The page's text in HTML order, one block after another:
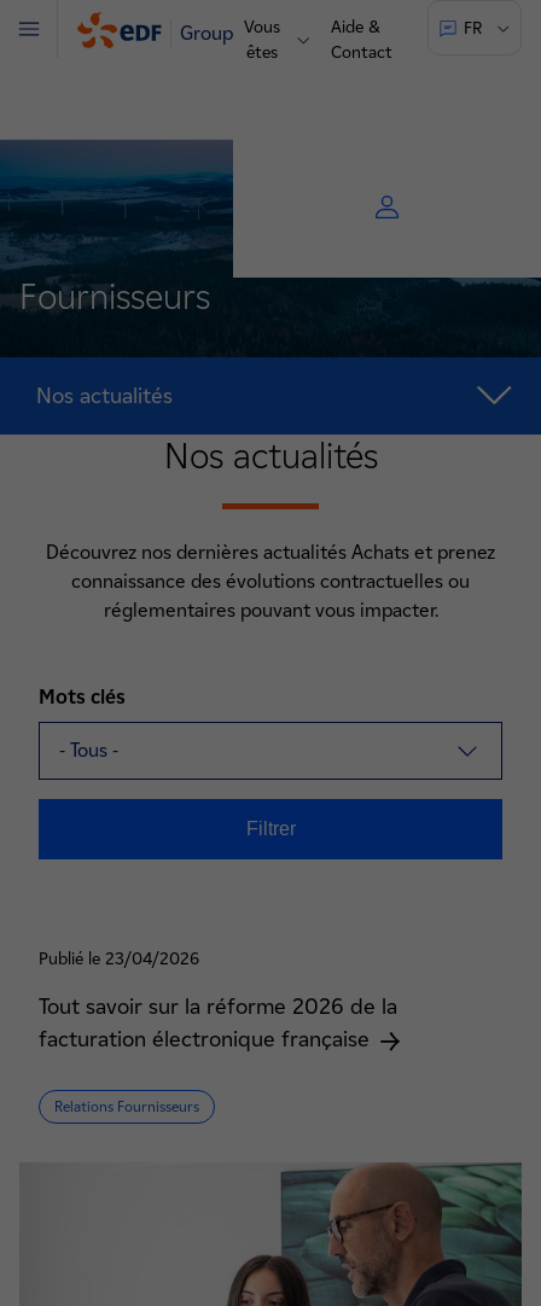
Groupe Vous
êtes
Aide &
Contact
FR
Menu
Fournisseurs
Nos actualités
Nos actualités
Découvrez nos dernières actualités Achats et prenez
connaissance des évolutions contractuelles ou
réglementaires pouvant vous impacter.
Mots clés
Publié le 23/04/2026
Tout savoir sur la réforme 2026 de la
facturation électronique française
Relations Fournisseurs